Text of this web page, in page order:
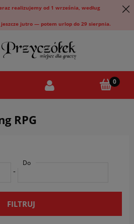
realizujemy od 1 września, według
jutro — potem urlop do 29 sierpnia.
RPG
-
Do
FILTRUJ